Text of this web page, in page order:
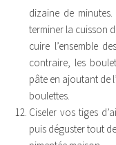
dizaine de
terminer la cuisson
cuire l’ensemble
contraire, les
pâte en ajoutant de
boulettes.
Ciseler vos tiges
puis déguster tout